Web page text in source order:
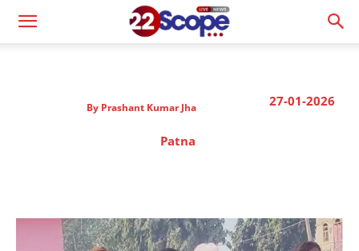
27-01-2026
By Prashant Kumar Jha
Patna